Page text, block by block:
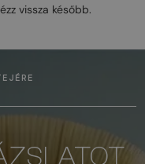
vissza később.